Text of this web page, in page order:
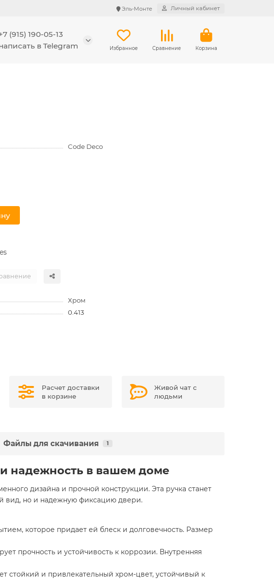
Эль-Монте Личный кабинет
(915) 190-05-13
в Telegram
Избранное Сравнение Корзина
Code Deco
Хром
0.413
Расчет доставки
в корзине
Живой чат с
людьми
Файлы для скачивания 1
и надежность в вашем доме
дизайна и прочной конструкции. Эта ручка станет
вид, но и надежную фиксацию двери.
которое придает ей блеск и долговечность. Размер
прочность и устойчивость к коррозии. Внутренняя
стойкий и привлекательный хром-цвет, устойчивый к